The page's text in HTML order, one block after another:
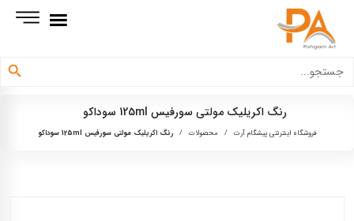
برای:
دکمه جستجو
رنگ اكريليک مولتی سورفيس 125ml سوداكو
فروشگاه اینترنتی پیشگام آرت / محصولات / رنگ اكريليک مولتی سورفيس 125ml سوداكو